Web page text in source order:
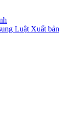
Luật Xuất bản